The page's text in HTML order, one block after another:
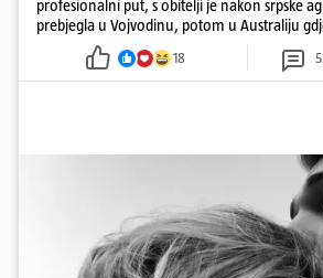
profesionalni put, s obitelji je nakon srpske
prebjegla u Vojvodinu, potom u Australiju
18